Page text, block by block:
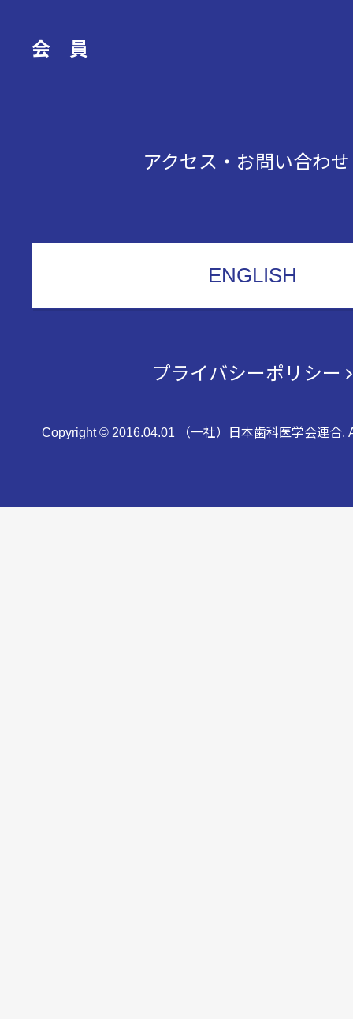
会 員
アクセス・お問い合わ
ENGLISH
プライバシーポリシー
Copyright © 2016.04.01 （一社）日本歯科医学会連合.